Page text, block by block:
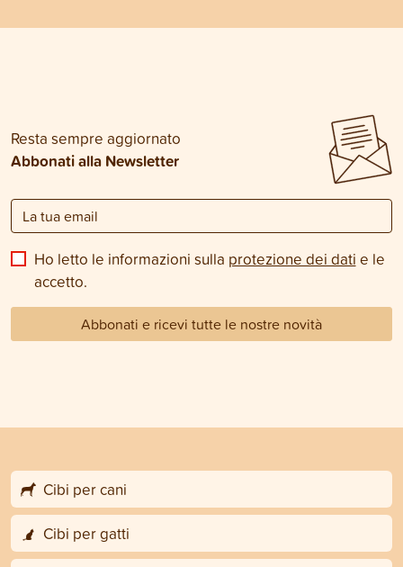
Resta sempre aggiornato
Abbonati alla Newsletter
Ho letto le informazioni sulla protezione dei dati e le
accetto.
Abbonati e ricevi tutte le nostre novità
Cibi per cani
Cibi per gatti